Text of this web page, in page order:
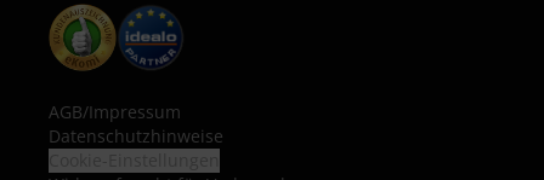
AGB/Impressum
Datenschutzhinweise